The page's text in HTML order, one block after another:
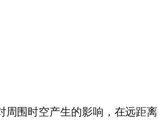
围时空产生的影响，在远距